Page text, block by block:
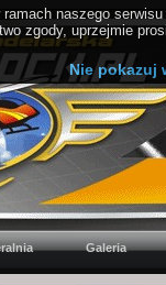
naszego
zgody, uprzejmie
Nie pokazuj
Galeria